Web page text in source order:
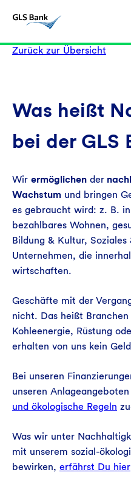
Zurück zur Übersicht
Was heißt
bei der GLS
Wir ermöglichen der
Wachstum und bringen
es gebraucht wird: z. B.
bezahlbares Wohnen,
Bildung & Kultur, Soziales
Unternehmen, die
wirtschaften.
Geschäfte mit der
nicht. Das heißt
Kohleenergie, Rüstung
erhalten von uns kein
Bei unseren
unseren
und ökologische Regeln
Was wir unter
mit unserem sozial-
bewirken, erfährst Du hier